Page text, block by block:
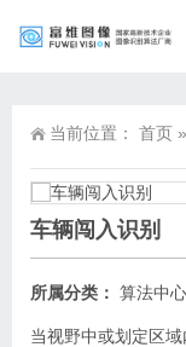
当前位置： 首页 »
车辆闯入识别
所属分类： 算法中心
当视野中或划定区